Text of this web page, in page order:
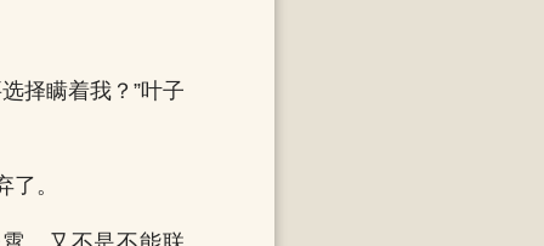
择瞒着我？”叶子
。